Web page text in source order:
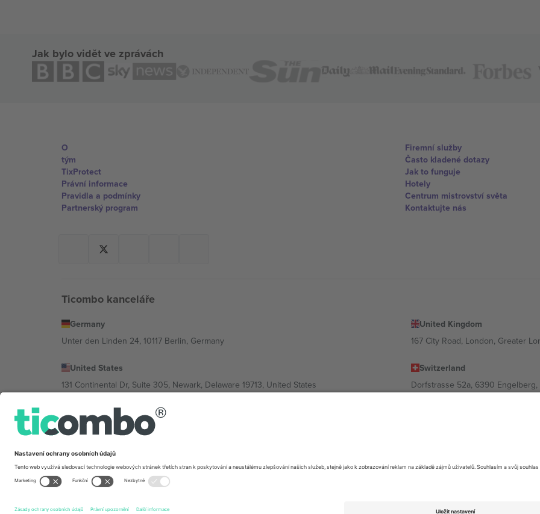
Jak bylo vidět ve zprávách
O
tým
TixProtect
Právní informace
Pravidla a podmínky
Partnerský program
Firemní služby
Často kladené dotazy
Jak to funguje
Hotely
Centrum mistrovství světa
Kontaktujte nás
Ticombo kanceláře
Germany
Unter den Linden 24, 10117 Berlin, Germany
United Kingdom
167 City Road, London, Greater
United States
131 Continental Dr, Suite 305, Newark, Delaware 19713, United States
Switzerland
Dorfstrasse 52a, 6390
Bulgaria
Regus Sofia City West, bul Totleben 53-55, 1606 Sofia, Bulgaria
Mexico
Av Chapultepec 360, Roma Norte, Cuauhtémoc, 06700 Ciudad de México, CDMX, Mexico
2026 Ticombo. Všechna práva vyhrazena.